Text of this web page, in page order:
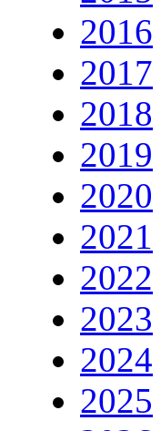
2016
2017
2018
2019
2020
2021
2022
2023
2024
2025